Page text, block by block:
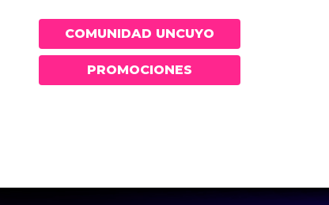
COMUNIDAD UNCUYO
PROMOCIONES